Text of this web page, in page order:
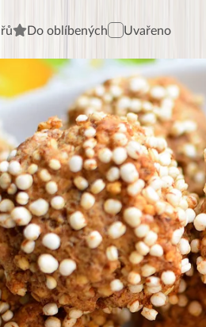
Do oblíbených Uvařeno